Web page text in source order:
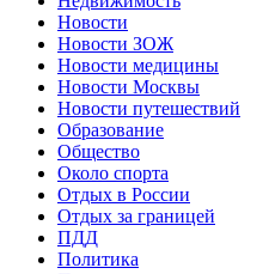
Новости
Новости ЗОЖ
Новости медицины
Новости Москвы
Новости путешествий
Образование
Общество
Около спорта
Отдых в России
Отдых за границей
ПДД
Политика